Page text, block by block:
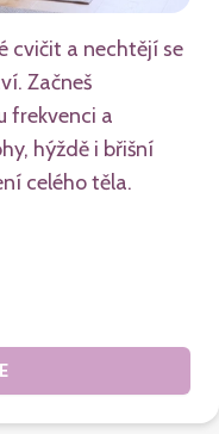
cvičit a nechtějí se
Začneš
frekvenci a
hýždě i břišní
celého těla.